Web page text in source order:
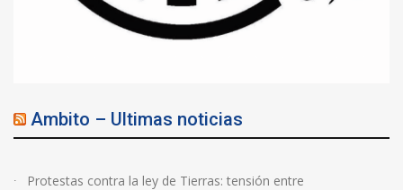
Ambito – Ultimas noticias
Protestas contra la ley de Tierras: tensión entre